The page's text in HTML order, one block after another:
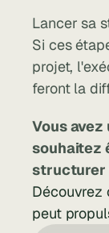
Lancer sa
Si ces
projet,
feront la
Vous
souhaitez
structurer
Découvrez
peut